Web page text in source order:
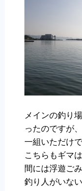
メインの釣り
ったのですが
一組いただけ
こちらもギマ
間には浮遊ご
釣り人がいな